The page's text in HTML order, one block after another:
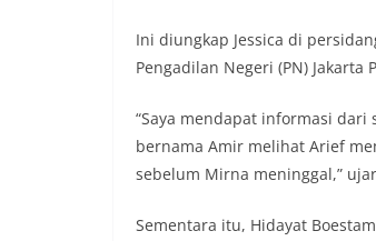
Ini diungkap Jessica di
Pengadilan Negeri (PN) Jakarta
“Saya mendapat informasi dari
bernama Amir melihat Arief
sebelum Mirna meninggal,”
Sementara itu, Hidayat